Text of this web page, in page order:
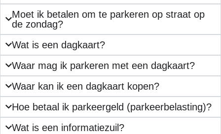
Moet ik betalen om te parkeren op straat op
de zondag?
Wat is een dagkaart?
Waar mag ik parkeren met een dagkaart?
Waar kan ik een dagkaart kopen?
Hoe betaal ik parkeergeld (parkeerbelasting)?
Wat is een informatiezuil?